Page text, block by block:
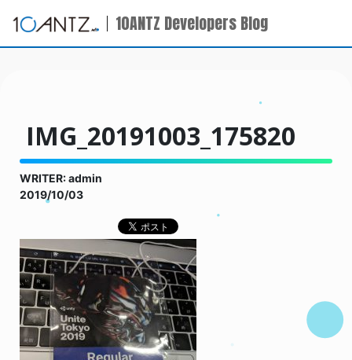
10ANTZ Developers Blog
IMG_20191003_175820
WRITER: admin
2019/10/03